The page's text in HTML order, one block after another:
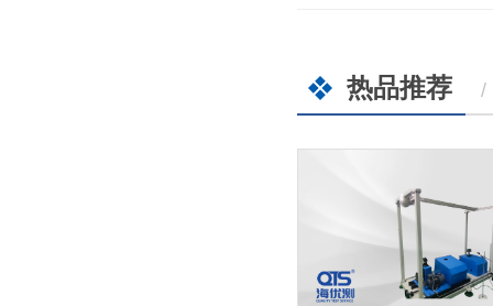
热品推荐 /